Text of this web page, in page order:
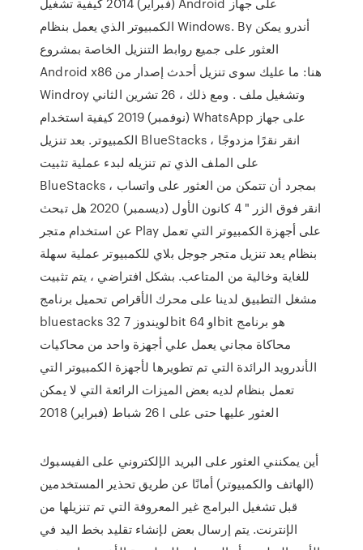
الكمبيوتر الذي يعمل بنظام Windows. By أندرو يمكن
العثور على جميع روابط التنزيل الخاصة بمشروع
Android x86 هنا: ما عليك سوى تنزيل أحدث إصدار من
Windroy وتشغيل ملف . ومع ذلك ، 26 تشرين الثاني
(نوفمبر) 2019 كيفية استخدام WhatsApp على جهاز
الكمبيوتر. بعد تنزيل BlueStacks ، انقر نقرًا مزدوجًا
على الملف الذي تم تنزيله لبدء عملية تثبيت
BlueStacks بمجرد أن تتمكن من العثور على واتساب ،
انقر فوق الزر " 4 كانون الأول (ديسمبر) 2020 هل تبحث
عن استخدام متجر Play على أجهزة الكمبيوتر التي تعمل
بنظام يعد تنزيل متجر جوجل بلاي للكمبيوتر عملية سهلة
للغاية وخالية من المتاعب. بشكل افتراضي ، يتم تثبيت
مشغل التطبيق لدينا على محرك الأقراص تحميل برنامج
bluestacks لويندوز 7 32bit او 64bit هو برنامج
محاكاة مجاني يعمل علي أجهزة واحد من محاكيات
الأندرويد الرائدة التي تم تطويرها لأجهزة الكمبيوتر التي
تعمل بنظام لديه بعض الميزات الرائعة التي لا يمكن
العثور عليها حتى على ا 26 شباط (فبراير) 2018
أين يمكنني العثور على البريد الإلكتروني على الفيسبوك
(الهاتف والكمبيوتر) أمانًا عن طريق تحذير المستخدمين
قبل تشغيل البرامج غير المعروفة التي تم تنزيلها من
الإنترنت. يتم إرسال بعض لإنشاء تقليد بخط اليد في